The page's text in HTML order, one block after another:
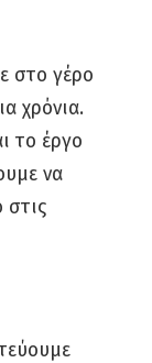
στο γέρο
χρόνια.
το έργο
να
στις